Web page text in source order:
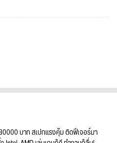
บาท สเปกแรงคุ้ม ติดฟีเจอร์มา